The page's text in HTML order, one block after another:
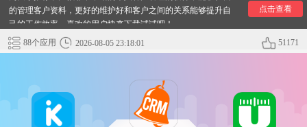
的管理客户资料，更好的维护好和客户之间的关系能够提升自
己的工作效率，喜欢的用户快来下载试试吧！
点击查看
88个应用 2026-08-05 23:18:01 51171